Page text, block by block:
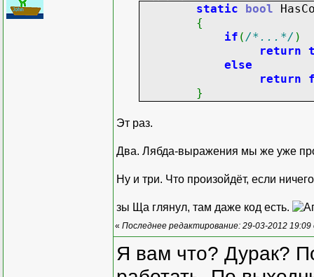
static bool
{
if ( /*...*/ )
return
else
return
}
Эт раз.
Два. Лябда-выражения мы же уже
Ну и три. Что произойдёт, если
зы Ща глянул, там даже код есть.
« Последнее редактирование: 29-03-2012
Я вам что? Дурак?